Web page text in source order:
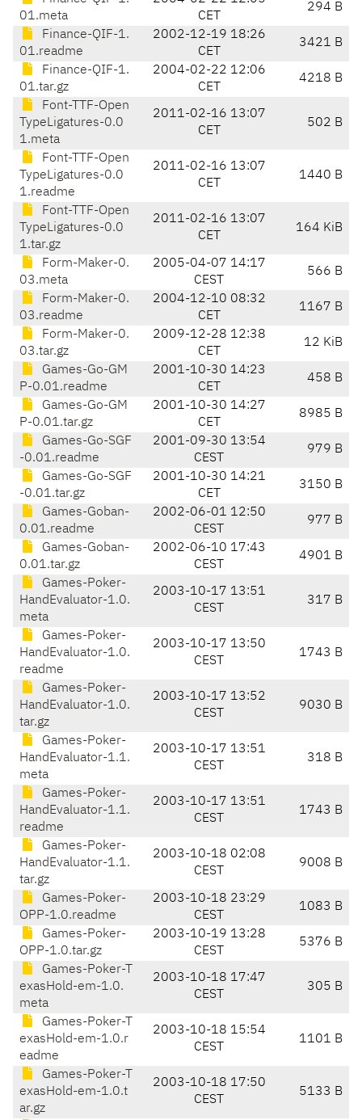
01.meta
CET
294 B
Finance-QIF-1.
01.readme
2002-12-19 18:26
CET
3421 B
Finance-QIF-1.
01.tar.gz
2004-02-22 12:06
CET
4218 B
Font-TTF-Open
TypeLigatures-0.0
1.meta
2011-02-16 13:07
CET
502 B
Font-TTF-Open
TypeLigatures-0.0
1.readme
2011-02-16 13:07
CET
1440 B
Font-TTF-Open
TypeLigatures-0.0
1.tar.gz
2011-02-16 13:07
CET
164 KiB
Form-Maker-0.
03.meta
2005-04-07 14:17
CEST
566 B
Form-Maker-0.
03.readme
2004-12-10 08:32
CET
1167 B
Form-Maker-0.
03.tar.gz
2009-12-28 12:38
CET
12 KiB
Games-Go-GM
P-0.01.readme
2001-10-30 14:23
CET
458 B
Games-Go-GM
P-0.01.tar.gz
2001-10-30 14:27
CET
8985 B
Games-Go-SGF
-0.01.readme
2001-09-30 13:54
CEST
979 B
Games-Go-SGF
-0.01.tar.gz
2001-10-30 14:21
CET
3150 B
Games-Goban-
0.01.readme
2002-06-01 12:50
CEST
977 B
Games-Goban-
0.01.tar.gz
2002-06-10 17:43
CEST
4901 B
Games-Poker-
HandEvaluator-1.0.
meta
2003-10-17 13:51
CEST
317 B
Games-Poker-
HandEvaluator-1.0.
readme
2003-10-17 13:50
CEST
1743 B
Games-Poker-
HandEvaluator-1.0.
tar.gz
2003-10-17 13:52
CEST
9030 B
Games-Poker-
HandEvaluator-1.1.
meta
2003-10-17 13:51
CEST
318 B
Games-Poker-
HandEvaluator-1.1.
readme
2003-10-17 13:51
CEST
1743 B
Games-Poker-
HandEvaluator-1.1.
tar.gz
2003-10-18 02:08
CEST
9008 B
Games-Poker-
OPP-1.0.readme
2003-10-18 23:29
CEST
1083 B
Games-Poker-
OPP-1.0.tar.gz
2003-10-19 13:28
CEST
5376 B
Games-Poker-T
exasHold-em-1.0.
meta
2003-10-18 17:47
CEST
305 B
Games-Poker-T
exasHold-em-1.0.r
eadme
2003-10-18 15:54
CEST
1101 B
Games-Poker-T
exasHold-em-1.0.t
ar.gz
2003-10-18 17:50
CEST
5133 B